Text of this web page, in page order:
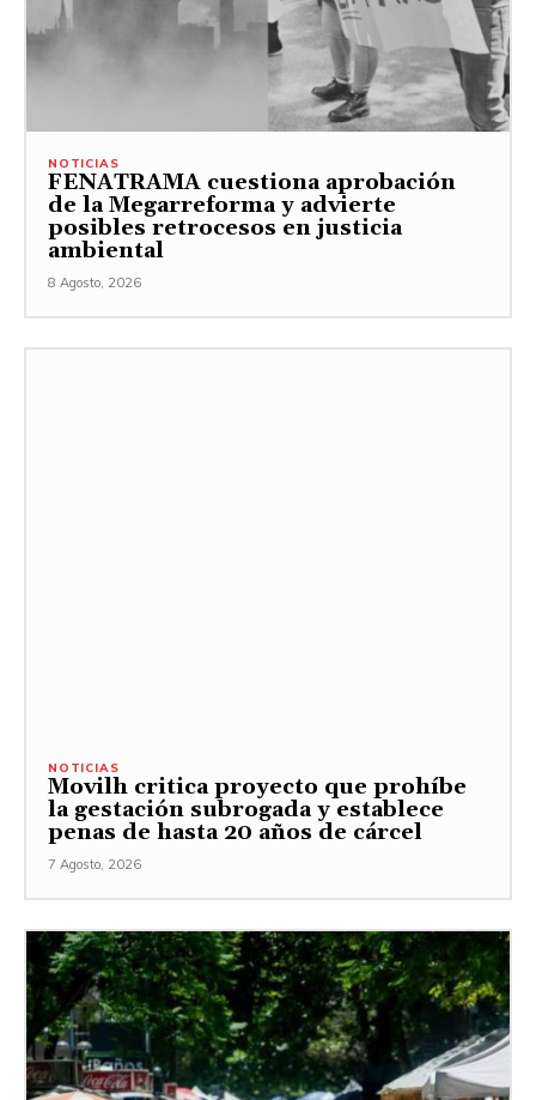
NOTICIAS
FENATRAMA cuestiona aprobación
de la Megarreforma y advierte
posibles retrocesos en justicia
ambiental
8 Agosto, 2026
NOTICIAS
Movilh critica proyecto que prohíbe
la gestación subrogada y establece
penas de hasta 20 años de cárcel
7 Agosto, 2026